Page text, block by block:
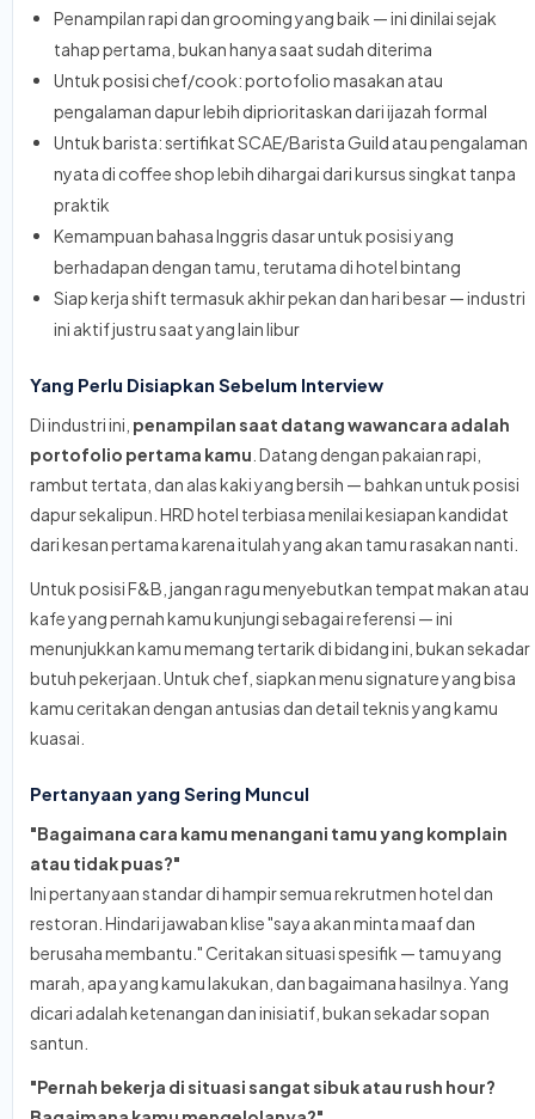
Penampilan rapi dan grooming yang baik — ini dinilai sejak
tahap pertama, bukan hanya saat sudah diterima
Untuk posisi chef/cook: portofolio masakan atau
pengalaman dapur lebih diprioritaskan dari ijazah formal
Untuk barista: sertifikat SCAE/Barista Guild atau pengalaman
nyata di coffee shop lebih dihargai dari kursus singkat tanpa
praktik
Kemampuan bahasa Inggris dasar untuk posisi yang
berhadapan dengan tamu, terutama di hotel bintang
Siap kerja shift termasuk akhir pekan dan hari besar — industri
ini aktif justru saat yang lain libur
Yang Perlu Disiapkan Sebelum Interview
Di industri ini, penampilan saat datang wawancara adalah
portofolio pertama kamu . Datang dengan pakaian rapi,
rambut tertata, dan alas kaki yang bersih — bahkan untuk posisi
dapur sekalipun. HRD hotel terbiasa menilai kesiapan kandidat
dari kesan pertama karena itulah yang akan tamu rasakan nanti.
Untuk posisi F&B, jangan ragu menyebutkan tempat makan atau
kafe yang pernah kamu kunjungi sebagai referensi — ini
menunjukkan kamu memang tertarik di bidang ini, bukan sekadar
butuh pekerjaan. Untuk chef, siapkan menu signature yang bisa
kamu ceritakan dengan antusias dan detail teknis yang kamu
kuasai.
Pertanyaan yang Sering Muncul
"Bagaimana cara kamu menangani tamu yang komplain
atau tidak puas?"
Ini pertanyaan standar di hampir semua rekrutmen hotel dan
restoran. Hindari jawaban klise "saya akan minta maaf dan
berusaha membantu." Ceritakan situasi spesifik — tamu yang
marah, apa yang kamu lakukan, dan bagaimana hasilnya. Yang
dicari adalah ketenangan dan inisiatif, bukan sekadar sopan
santun.
"Pernah bekerja di situasi sangat sibuk atau rush hour?